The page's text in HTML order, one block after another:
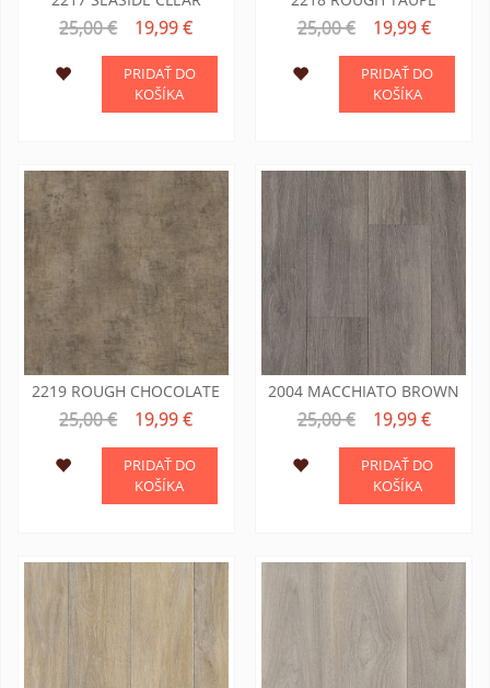
25,00 € 19,99 €
PRIDAŤ DO
KOŠÍKA
25,00 € 19,99 €
PRIDAŤ DO
KOŠÍKA
2219 ROUGH CHOCOLATE
25,00 € 19,99 €
PRIDAŤ DO
KOŠÍKA
2004 MACCHIATO BROWN
25,00 € 19,99 €
PRIDAŤ DO
KOŠÍKA